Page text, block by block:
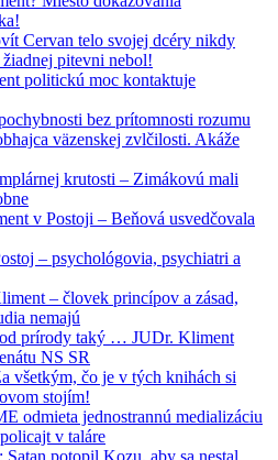
Cervan telo svojej dcéry nikdy
pitevni nebol!
politickú moc kontaktuje
bez prítomnosti rozumu
väzenskej zvlčilosti. Akáže
krutosti – Zimákovú mali
v Postoji – Beňová usvedčovala
– psychológovia, psychiatri a
– človek princípov a zásad,
nemajú
od prírody taký … JUDr. Kliment
NS SR
všetkým, čo je v tých knihách si
stojím!
odmieta jednostrannú medializáciu
v taláre
Satan potopil Kozu, aby sa nestal